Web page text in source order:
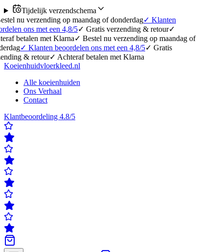
Tijdelijk verzendschema
op maandag of donderdag✓Klanten
een 4,8/5✓Gratis verzending & retour✓
met Klarna ✓Bestel nu verzending op maandag of
beoordelen ons met een 4,8/5✓Gratis
✓ Achteraf betalen met Klarna
Koeienhuidvloerkleed.nl
Alle koeienhuiden
Ons Verhaal
Contact
Klantbeoordeling 4.8/5